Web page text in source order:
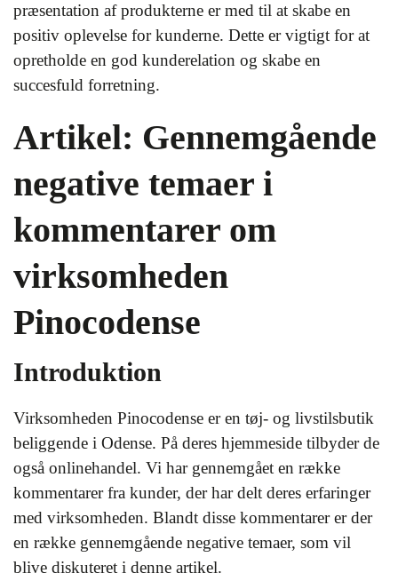
præsentation af produkterne er med til at skabe en
positiv oplevelse for kunderne. Dette er vigtigt for at
opretholde en god kunderelation og skabe en
succesfuld forretning.
Artikel: Gennemgående
negative temaer i
kommentarer om
virksomheden
Pinocodense
Introduktion
Virksomheden Pinocodense er en tøj- og livstilsbutik
beliggende i Odense. På deres hjemmeside tilbyder de
også onlinehandel. Vi har gennemgået en række
kommentarer fra kunder, der har delt deres erfaringer
med virksomheden. Blandt disse kommentarer er der
en række gennemgående negative temaer, som vil
blive diskuteret i denne artikel.